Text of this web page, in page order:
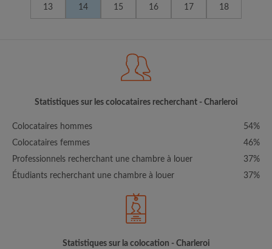
13 14 15 16 17 18
Statistiques sur les colocataires recherchant - Charleroi
Colocataires hommes
54%
Colocataires femmes
46%
Professionnels recherchant une chambre à louer
37%
Étudiants recherchant une chambre à louer
37%
Statistiques sur la colocation - Charleroi